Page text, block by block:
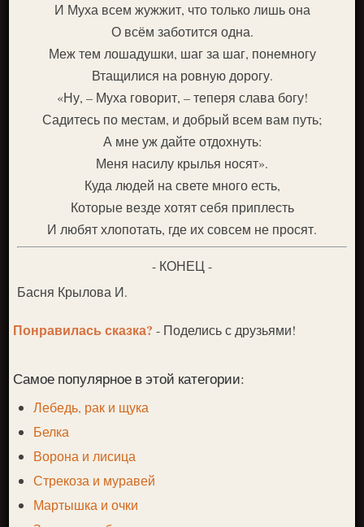
И Муха всем жужжит, что только лишь она
О всём заботится одна.
Меж тем лошадушки, шаг за шаг, понемногу
Втащилися на ровную дорогу.
«Ну, – Муха говорит, – теперя слава богу!
Садитесь по местам, и добрый всем вам путь;
А мне уж дайте отдохнуть:
Меня насилу крылья носят».
Куда людей на свете много есть,
Которые везде хотят себя приплесть
И любят хлопотать, где их совсем не просят.
- КОНЕЦ -
Басня Крылова И.
Понравилась сказка?- Поделись с друзьями!
Самое популярное в этой категории:
Лебедь, рак и щука
Белка
Ворона и лисица
Стрекоза и муравей
Мартышка и очки